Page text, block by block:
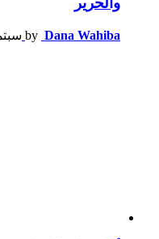
by Dana Wahiba سبتمبر 16,